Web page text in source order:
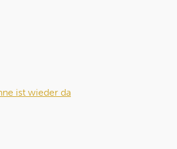
ist wieder da